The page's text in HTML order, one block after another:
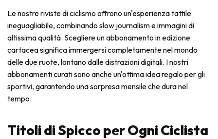
Le nostre riviste di ciclismo offrono un'esperienza tattile
ineguagliabile, combinando slow journalism e immagini di
altissima qualità. Scegliere un abbonamento in edizione
cartacea significa immergersi completamente nel mondo
delle due ruote, lontano dalle distrazioni digitali. I nostri
abbonamenti curati sono anche un'ottima idea regalo per gli
sportivi, garantendo una sorpresa mensile che dura nel
tempo.
Titoli di Spicco per Ogni Ciclista